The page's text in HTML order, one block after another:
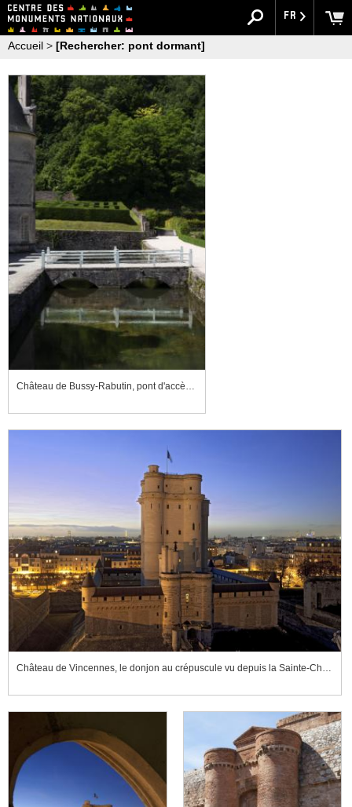
FR
Accueil > [Rechercher: pont dormant]
Château de Bussy-Rabutin, pont d'accès au parterre nord
Château de Vincennes, le donjon au crépuscule vu depuis la Sainte-Chapelle